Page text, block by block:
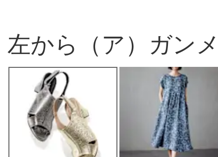
左から（ア）ガン